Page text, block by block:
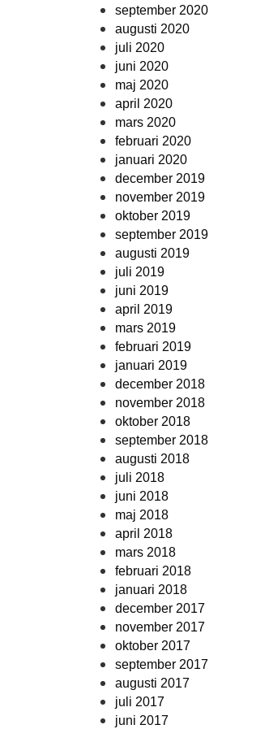
september 2020
augusti 2020
juli 2020
juni 2020
maj 2020
april 2020
mars 2020
februari 2020
januari 2020
december 2019
november 2019
oktober 2019
september 2019
augusti 2019
juli 2019
juni 2019
april 2019
mars 2019
februari 2019
januari 2019
december 2018
november 2018
oktober 2018
september 2018
augusti 2018
juli 2018
juni 2018
maj 2018
april 2018
mars 2018
februari 2018
januari 2018
december 2017
november 2017
oktober 2017
september 2017
augusti 2017
juli 2017
juni 2017